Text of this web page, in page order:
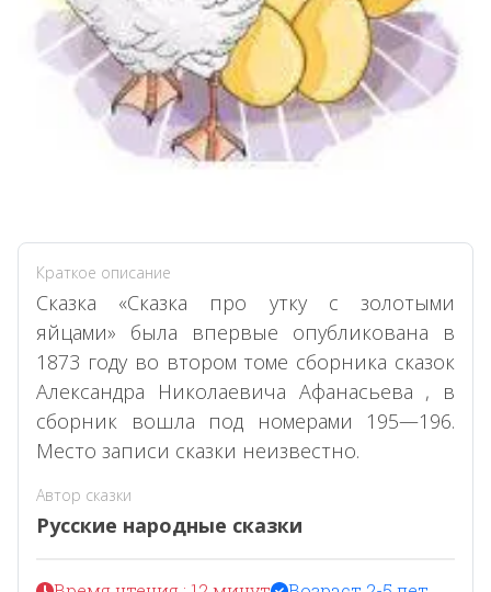
Краткое описание
Сказка «Сказка про утку с золотыми
яйцами» была впервые опубликована в
1873 году во втором томе сборника сказок
Александра Николаевича Афанасьева , в
сборник вошла под номерами 195—196.
Место записи сказки неизвестно.
Автор сказки
Русские народные сказки